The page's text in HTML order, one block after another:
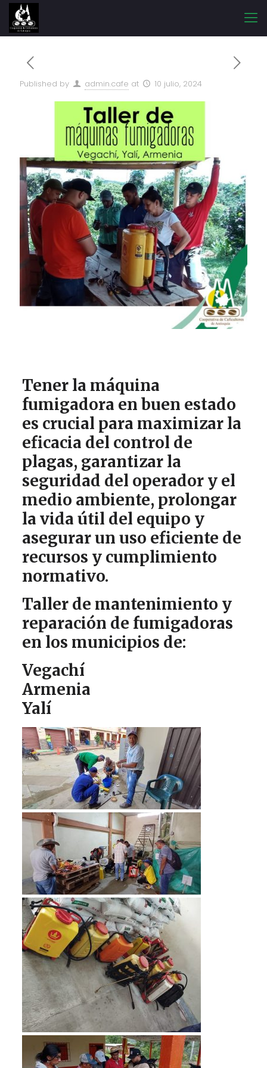
Published by admin.cafe at 10 julio, 2024
Tener la máquina
fumigadora en buen estado
es crucial para maximizar la
eficacia del control de
plagas, garantizar la
seguridad del operador y el
medio ambiente, prolongar
la vida útil del equipo y
asegurar un uso eficiente de
recursos y cumplimiento
normativo.
Taller de mantenimiento y
reparación de fumigadoras
en los municipios de:
Vegachí
Armenia
Yalí